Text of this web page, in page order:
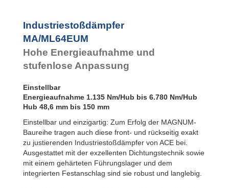
Industriestoßdämpfer
MA/ML64EUM
Hohe Energieaufnahme und
stufenlose Anpassung
Einstellbar
Energieaufnahme 1.135 Nm/Hub bis 6.780 Nm/Hub
Hub 48,6 mm bis 150 mm
Einstellbar und einzigartig: Zum Erfolg der MAGNUM-
Baureihe tragen auch diese front- und rückseitig exakt
zu justierenden Industriestoßdämpfer von ACE bei.
Ausgestattet mit der exzellenten Dichtungstechnik sowie
mit einem gehärteten Führungslager und dem
integrierten Festanschlag sind sie robust und langlebig.